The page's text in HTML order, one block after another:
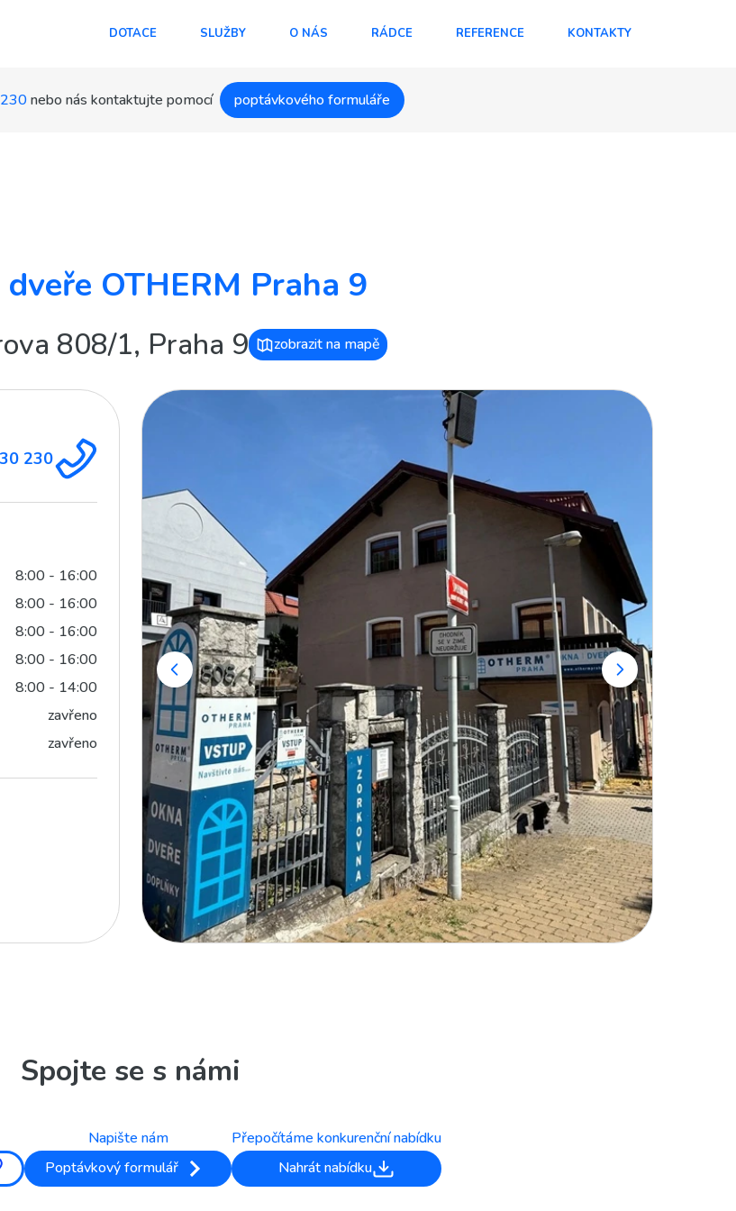
DOTACE SLUŽBY O NÁS RÁDCE REFERENCE KONTAKTY
nebo nás kontaktujte pomocí poptávkového formuláře
OTHERM Praha 9
808/1, Praha 9 zobrazit na mapě
230
8:00 - 16:00
8:00 - 16:00
8:00 - 16:00
8:00 - 16:00
8:00 - 14:00
zavřeno
zavřeno
Spojte se s námi
Napište nám
Poptávkový formulář
Přepočítáme konkurenční nabídku
Nahrát nabídku